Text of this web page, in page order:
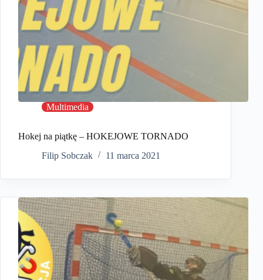
Multimedia
Hokej na piątkę – HOKEJOWE TORNADO
Filip Sobczak
11 marca 2021